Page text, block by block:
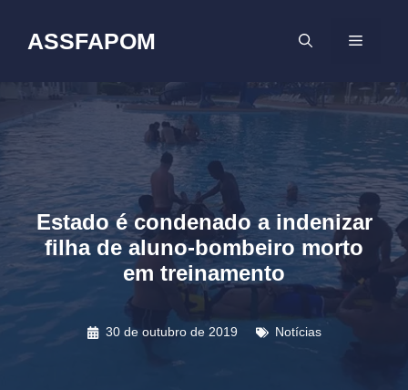
conteúdo
ASSFAPOM MENU
Estado é condenado a indenizar
filha de aluno-bombeiro morto
em treinamento
30 de outubro de 2019 Notícias